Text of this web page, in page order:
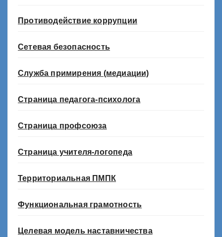
Противодействие коррупции
Сетевая безопасность
Служба примирения (медиации)
Страница педагога-психолога
Страница профсоюза
Страница учителя-логопеда
Территориальная ПМПК
Функциональная грамотность
Целевая модель наставничества